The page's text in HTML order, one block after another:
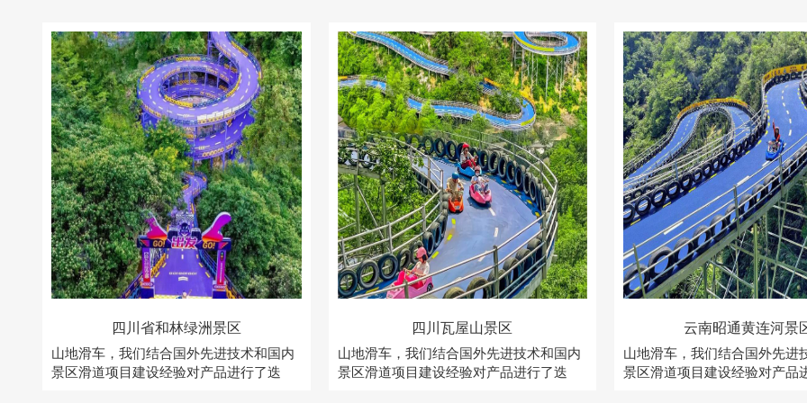
四川省和林绿洲景区
山地滑车，我们结合国外先进技术和国内
景区滑道项目建设经验对产品进行了迭
四川瓦屋山景区
山地滑车，我们结合国外先进技术和国内
景区滑道项目建设经验对产品进行了迭
云南昭通黄连河景
山地滑车，我们结合国外先进
景区滑道项目建设经验对产品